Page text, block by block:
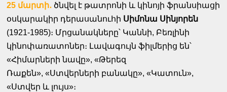
25 մարտի․ ծնվել է թատրոնի և կինոյի ֆրանսիացի
օսկարակիր դերասանուհի Սիմոնա Սինյորեն
(1921-1985)։ Մրցանակները՝ Կաննի, Բեռլինի
կինոփառատոներ։ Լավագույն ֆիլմերից են՝
«Հիմարների նավը»,«Թերեզ
Ռաքեն», «Ստվերների բանակը», «Կատուն»,
«Ստվեր և լույս»։